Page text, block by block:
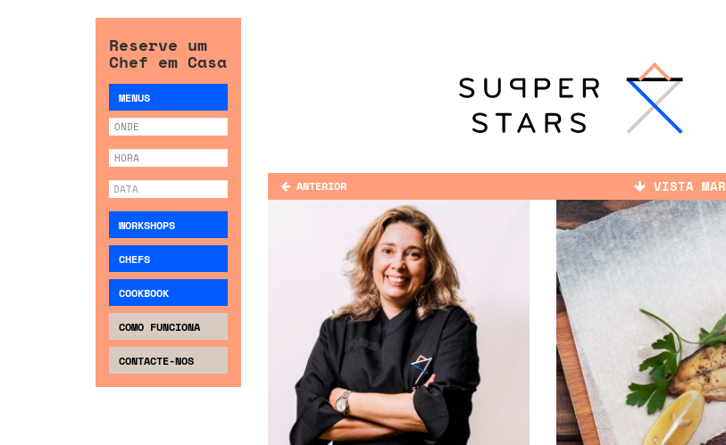
Reserve um
Chef em Casa
MENUS
WORKSHOPS
CHEFS
COOKBOOK
COMO FUNCIONA
CONTACTE-NOS
ANTERIOR VISTA MAR